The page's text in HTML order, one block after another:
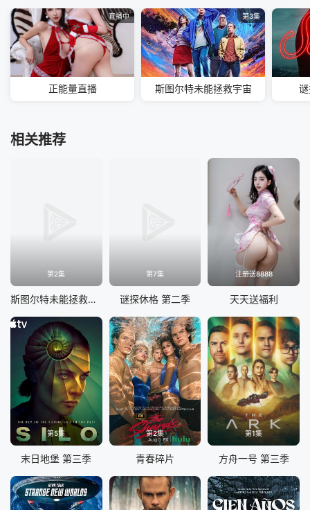
直播中
正能量直播
第3集
斯图尔特未能拯救宇宙
相关推荐
第2集
斯图尔特未能拯救宇宙
第7集
谜探休格 第二季
注册送8888
天天送福利
第5集
末日地堡 第三季
第2集
青春碎片
第1集
方舟一号 第三季